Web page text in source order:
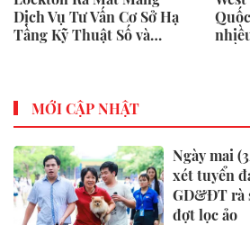
Dịch Vụ Tư Vấn Cơ Sở Hạ
Tầng Kỹ Thuật Số và
MỚI CẬP NHẬT
Ngày mai
xét tuyển
GD&ĐT rà
đợt lọc ảo